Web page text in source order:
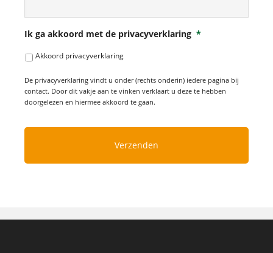
Ik ga akkoord met de privacyverklaring *
Akkoord privacyverklaring
De privacyverklaring vindt u onder (rechts onderin) iedere pagina bij
contact. Door dit vakje aan te vinken verklaart u deze te hebben
doorgelezen en hiermee akkoord te gaan.